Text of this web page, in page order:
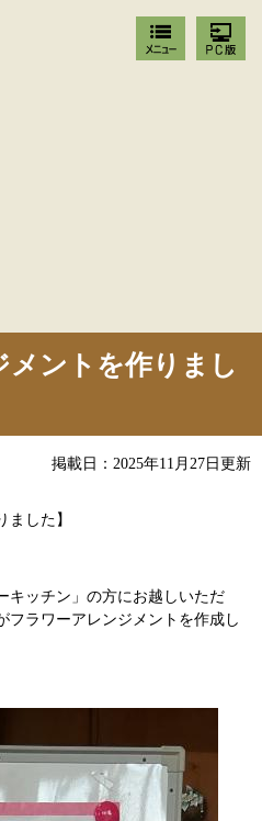
ントを作りまし
掲載日：2025年11月27日更新
ました】
ッチン」の方にお越しいただ
フラワーアレンジメントを作成し